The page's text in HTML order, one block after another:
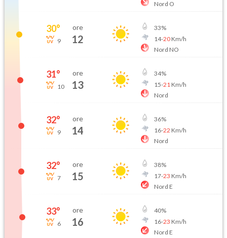
Nord O
30°
9
ore
12
33%
14-20Km/h
Nord NO
31°
10
ore
13
34%
15-21 Km/h
Nord
32°
9
ore
14
36%
16-22 Km/h
Nord
32°
7
ore
15
38%
17-23 Km/h
Nord E
33°
6
ore
16
40%
16-23 Km/h
Nord E